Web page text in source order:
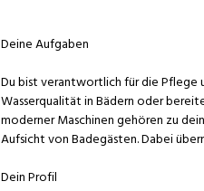
Deine Aufgaben
Du bist verantwortlich für die Pflege
Wasserqualität in Bädern oder
moderner Maschinen gehören zu
Aufsicht von Badegästen. Dabei
Dein Profil